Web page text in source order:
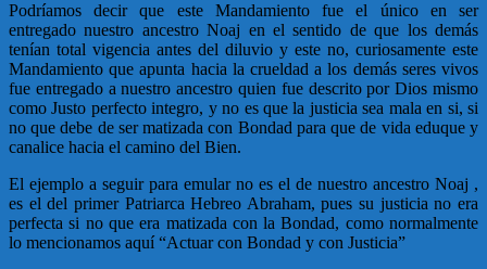
Podríamos decir que este Mandamiento fue el único en ser
entregado nuestro ancestro Noaj en el sentido de que los demás
tenían total vigencia antes del diluvio y este no, curiosamente este
Mandamiento que apunta hacia la crueldad a los demás seres vivos
fue entregado a nuestro ancestro quien fue descrito por Dios mismo
como Justo perfecto integro, y no es que la justicia sea mala en si, si
no que debe de ser matizada con Bondad para que de vida eduque y
canalice hacia el camino del Bien.
El ejemplo a seguir para emular no es el de nuestro ancestro Noaj ,
es el del primer Patriarca Hebreo Abraham, pues su justicia no era
perfecta si no que era matizada con la Bondad, como normalmente
lo mencionamos aquí “Actuar con Bondad y con Justicia”